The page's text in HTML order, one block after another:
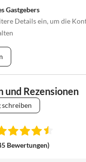
Gastgebers
Details ein, um die
und Rezensionen
schreiben
Bewertungen)